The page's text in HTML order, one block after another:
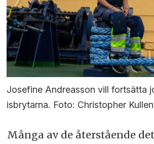
Josefine Andreasson vill fortsätta
isbrytarna. Foto: Christopher
Många av de återstående